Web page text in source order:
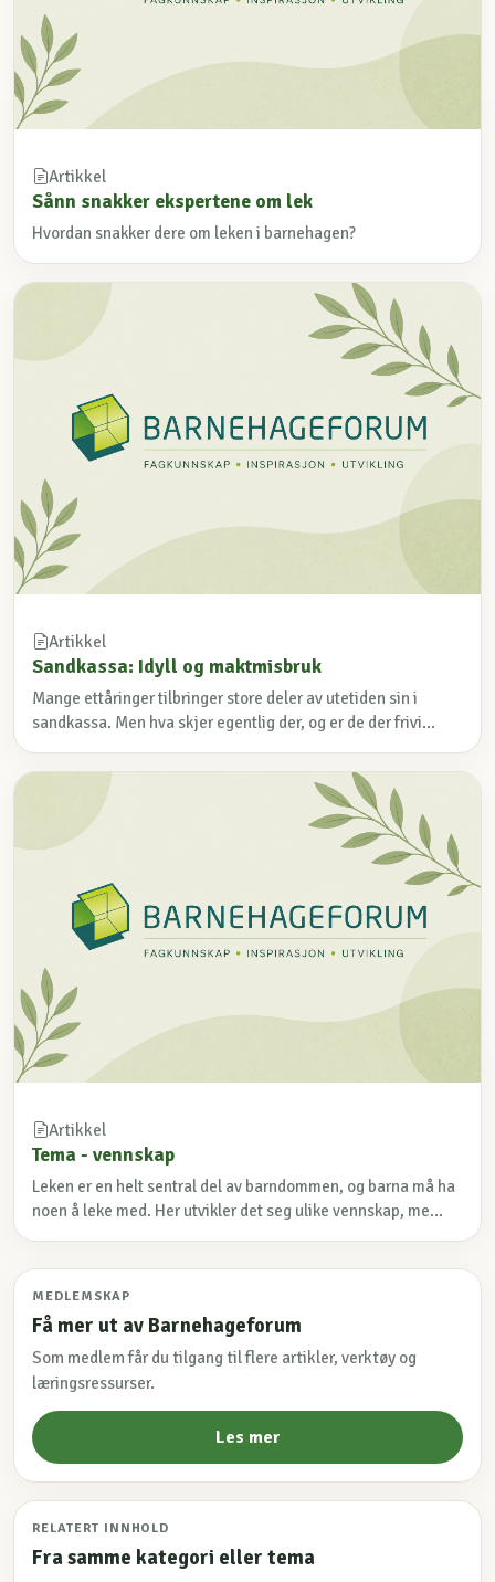
Artikkel
Sånn snakker ekspertene om lek
Hvordan snakker dere om leken i barnehagen?
Artikkel
Sandkassa: Idyll og maktmisbruk
Mange ettåringer tilbringer store deler av utetiden sin i
sandkassa. Men hva skjer egentlig der, og er de der frivi...
Artikkel
Tema - vennskap
Leken er en helt sentral del av barndommen, og barna må ha
noen å leke med. Her utvikler det seg ulike vennskap, me...
MEDLEMSKAP
Få mer ut av Barnehageforum
Som medlem får du tilgang til flere artikler, verktøy og
læringsressurser.
Les mer
RELATERT INNHOLD
Fra samme kategori eller tema